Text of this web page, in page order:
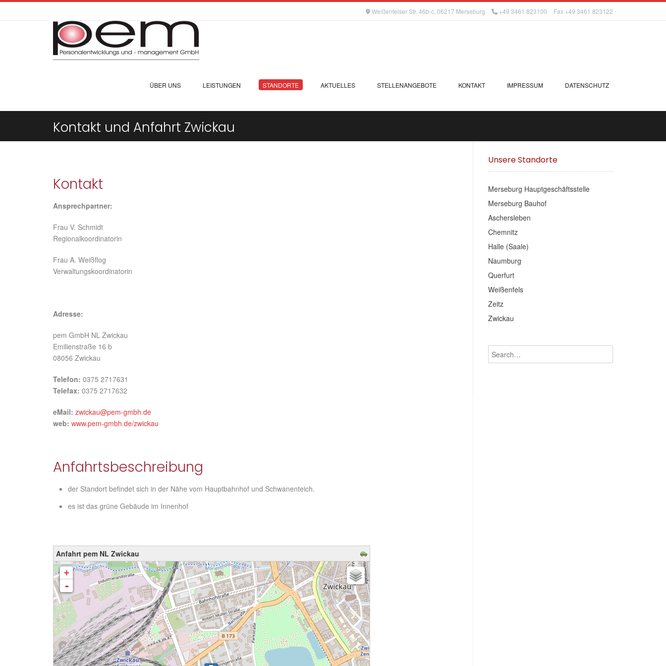
Weißenfelser Str. 46b-c, 06217 Merseburg +49 3461 823100 Fax +49 3461 823122
ÜBER UNS LEISTUNGEN STANDORTE AKTUELLES STELLENANGEBOTE KONTAKT IMPRESSUM DATENSCHUTZ
Kontakt und Anfahrt Zwickau
Kontakt
Ansprechpartner:
Frau V. Schmidt
Regionalkoordinatorin
Frau A. Weißflog
Verwaltungskoordinatorin
Adresse:
pem GmbH NL Zwickau
Emilienstraße 16 b
08056 Zwickau
Telefon: 0375 2717631
Telefax: 0375 2717632
eMail: zwickau@pem-gmbh.de
web: www.pem-gmbh.de/zwickau
Anfahrtsbeschreibung
der Standort befindet sich in der Nähe vom Hauptbahnhof und Schwanenteich.
es ist das grüne Gebäude im Innenhof
Anfahrt pem NL Zwickau
Karte wird geladen - bitte warten...
+
-
Unsere Standorte
Merseburg Hauptgeschäftsstelle
Merseburg Bauhof
Aschersleben
Chemnitz
Halle (Saale)
Naumburg
Querfurt
Weißenfels
Zeitz
Zwickau